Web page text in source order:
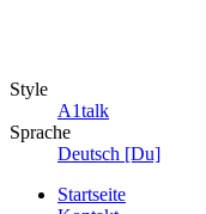
Style
A1talk
Sprache
Deutsch [Du]
Startseite